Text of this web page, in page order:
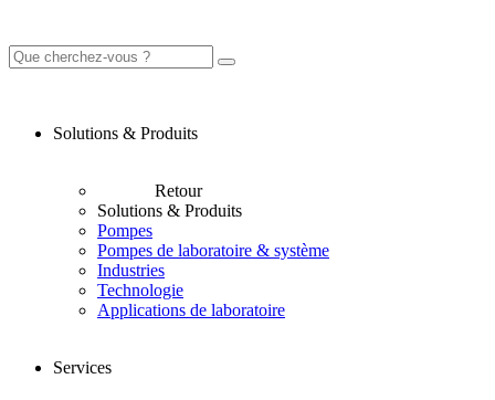
Solutions & Produits
Retour
Solutions & Produits
Pompes
Pompes de laboratoire & système
Industries
Technologie
Applications de laboratoire
Services